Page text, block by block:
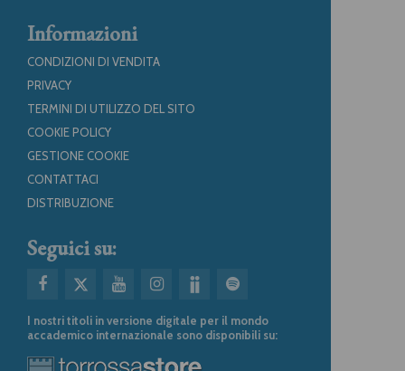
Informazioni
CONDIZIONI DI VENDITA
PRIVACY
TERMINI DI UTILIZZO DEL SITO
COOKIE POLICY
GESTIONE COOKIE
CONTATTACI
DISTRIBUZIONE
Seguici su:
I nostri titoli in versione digitale per il mondo
accademico internazionale sono disponibili su: